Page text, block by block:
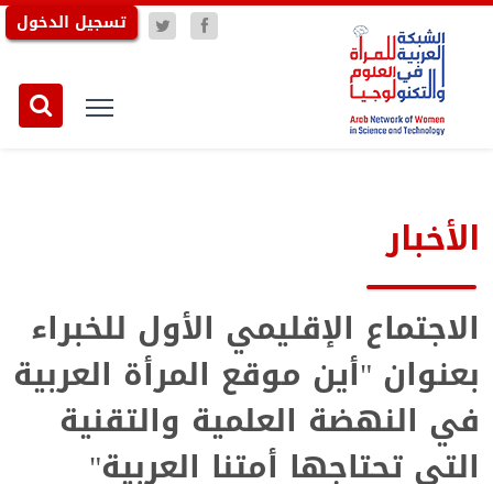
تسجيل الدخول
الأخبار
الاجتماع الإقليمي الأول للخبراء
بعنوان "أين موقع المرأة العربية
في النهضة العلمية والتقنية
التي تحتاجها أمتنا العربية"